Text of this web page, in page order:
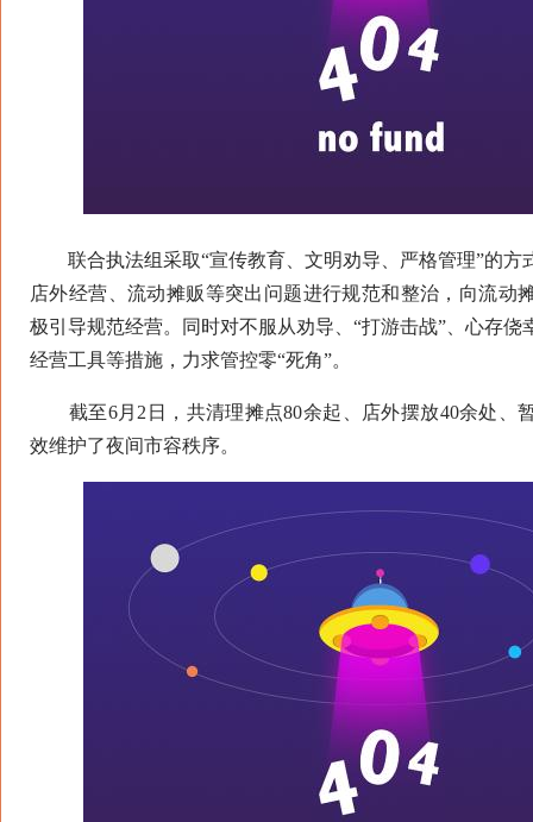
联合执法组采取“宣传教育、文明劝导、严格管理”的方
店外经营、流动摊贩等突出问题进行规范和整治，向流动
极引导规范经营。同时对不服从劝导、“打游击战”、心存侥
经营工具等措施，力求管控零“死角”。
截至6月2日，共清理摊点80余起、店外摆放40余处、
效维护了夜间市容秩序。